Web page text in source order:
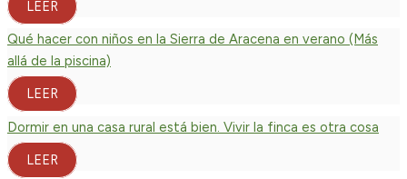
LEER
Qué hacer con niños en la Sierra de Aracena en verano (Más
allá de la piscina)
LEER
Dormir en una casa rural está bien. Vivir la finca es otra cosa
LEER